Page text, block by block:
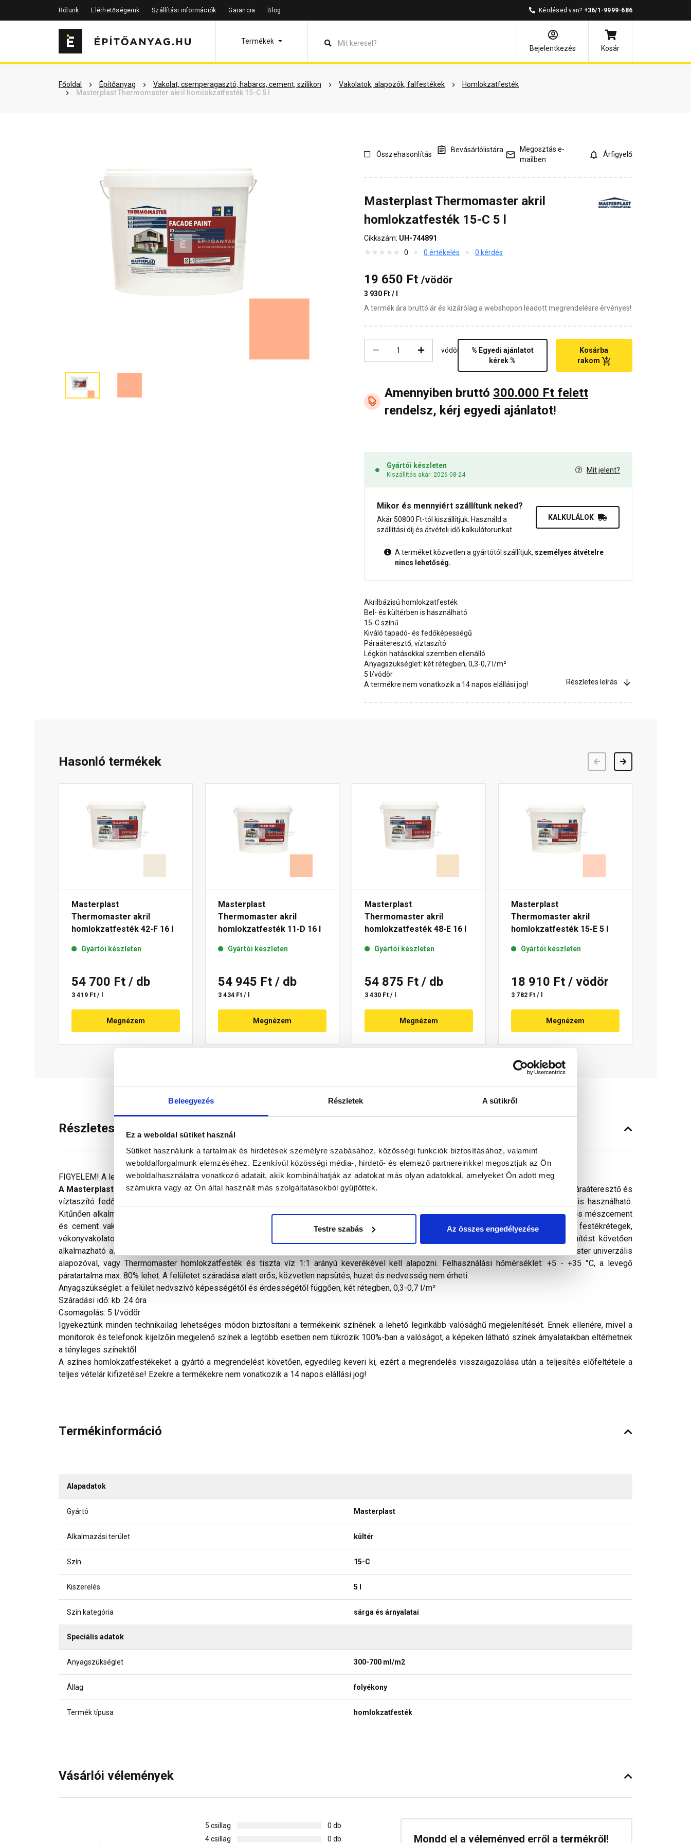
Beleegyezés Részletek A sütikről
Ez a weboldal sütiket használ
Sütiket használunk a tartalmak és hirdetések személyre szabásához, közösségi funkciók biztosításához, valamint
weboldalforgalmunk elemzéséhez. Ezenkívül közösségi média-, hirdető- és elemező partnereinkkel megosztjuk az Ön
weboldalhasználatra vonatkozó adatait, akik kombinálhatják az adatokat más olyan adatokkal, amelyeket Ön adott meg
számukra vagy az Ön által használt más szolgáltatásokból gyűjtöttek.
Testre szabás Az összes engedélyezése
Rólunk Elérhetőségeink Szállítási információk Garancia Blog Kérdésed van? +36/1-9999-686
Termékek
Bejelentkezés
Kosár
Főoldal Építőanyag Vakolat, csemperagasztó, habarcs, cement, szilikon Vakolatok, alapozók, falfestékek
Homlokzatfesték
Masterplast Thermomaster akril homlokzatfesték 15-C 5 l
Szükséged lehet rá Részletes leírás Termékinformáció Vásárlói vélemények Kérdések és válaszok
Összehasonlítás
Bevásárlólistára
Megosztás e-
mailben
Árfigyelő
Masterplast Thermomaster akril
homlokzatfesték 15-C 5 l
Cikkszám: UH-744891
0
0 értékelés 0 kérdés
19 650 Ft /vödör
3 930 Ft / l
A termék ára bruttó ár és kizárólag a webshopon leadott megrendelésre érvényes!
vödör
% Egyedi ajánlatot
kérek %
Kosárba
rakom
Amennyiben bruttó 300.000 Ft felett
rendelsz, kérj egyedi ajánlatot!
Gyártói készleten
Kiszállítás akár: 2026-08-24
Mit jelent?
Mikor és mennyiért szállítunk neked?
Akár 50800 Ft-tól kiszállítjuk. Használd a
szállítási díj és átvételi idő kalkulátorunkat.
KALKULÁLOK
A terméket közvetlen a gyártótól szállítjuk, személyes átvételre
nincs lehetőség.
Akrilbázisú homlokzatfesték
Bel- és kültérben is használható
15-C színű
Kiváló tapadó- és fedőképességű
Páraáteresztő, víztaszító
Légköri hatásokkal szemben ellenálló
Anyagszükséglet: két rétegben, 0,3-0,7 l/m²
5 l/vödör
A termékre nem vonatkozik a 14 napos elállási jog!
Részletes leírás
Hasonló termékek
Masterplast
Thermomaster akril
homlokzatfesték 42-F 16 l
Gyártói készleten
54 700 Ft / db
3 419 Ft / l
Megnézem
Masterplast
Thermomaster akril
homlokzatfesték 11-D 16 l
Gyártói készleten
54 945 Ft / db
3 434 Ft / l
Megnézem
Masterplast
Thermomaster akril
homlokzatfesték 48-E 16 l
Gyártói készleten
54 875 Ft / db
3 430 Ft / l
Megnézem
Masterplast
Thermomaster akril
homlokzatfesték 15-E 5 l
Gyártói készleten
18 910 Ft / vödör
3 782 Ft / l
Megnézem
Részletes leírás
FIGYELEM! A leírás végén fontos információkat talál a termékkel kapcsolatban. Kérjük, figyelmesen olvassa el!
A Masterplast Thermomaster szilikon vékonyvakolatszáladalékokat tartalmazó, akrilgyanta bázisú, kiváló tapadó- és fedőképességű, jó páraáteresztő és
víztaszító fedőfesték, amely füstgázokkal, UV-sugárzással és egyéb légköri hatásokkal szemben is tartósan ellenálló. Bel- és kültérben is használható.
Kitűnően alkalmazható megfelelően szilárd, felületkialakítását tekintve durva, illetve simított, javított homlokzatfelületek (minimum egy hónapos mészcement
és cement vakolatok, legalább két hónapos vakolatlan beton homlokzatfelületek), továbbá régi, jól tapadó akril, szilikátos és szilikonos festékrétegek,
vékonyvakolatok felújító dekoratív fedőrétegeként, lábazati sík felett, vízszigeteléssel védett függőleges felületeken. Előzetes fertőtlenítést követően
alkalmazható algával vagy penésszel fertőzött homlokzatfelületek karbantartó festésére is. A festendő felületet a felhordás előtt Thermomaster univerzális
alapozóval, vagy Thermomaster homlokzatfesték és tiszta víz 1:1 arányú keverékével kell alapozni. Felhasználási hőmérséklet: +5 - +35 °C, a levegő
páratartalma max. 80% lehet. A felületet száradása alatt erős, közvetlen napsütés, huzat és nedvesség nem érheti.
Anyagszükséglet: a felület nedvszívó képességétől és érdességétől függően, két rétegben, 0,3-0,7 l/m²
Száradási idő: kb. 24 óra
Csomagolás: 5 l/vödör
Igyekeztünk minden technikailag lehetséges módon biztosítani a termékeink színének a lehető leginkább valósághű megjelenítését. Ennek ellenére, mivel a
monitorok és telefonok kijelzőin megjelenő színek a legtöbb esetben nem tükrözik 100%-ban a valóságot, a képeken látható színek árnyalataikban eltérhetnek
a tényleges színektől.
A színes homlokzatfestékeket a gyártó a megrendelést követően, egyedileg keveri ki, ezért a megrendelés visszaigazolása után a teljesítés előfeltétele a
teljes vételár kifizetése! Ezekre a termékekre nem vonatkozik a 14 napos elállási jog!
Termékinformáció
Alapadatok
Gyártó Masterplast
Alkalmazási terület kültér
Szín 15-C
Kiszerelés 5 l
Szín kategória sárga és árnyalatai
Speciális adatok
Anyagszükséglet 300-700 ml/m2
Állag folyékony
Termék típusa homlokzatfesték
Vásárlói vélemények
5 csillag
0 db
4 csillag
0 db Mondd el a véleményed erről a termékről!